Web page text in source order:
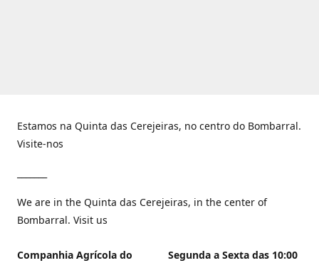
Estamos na Quinta das Cerejeiras, no centro do Bombarral.
Visite-nos
We are in the Quinta das Cerejeiras, in the center of
Bombarral. Visit us
Companhia Agrícola do
Segunda a Sexta das 10:00